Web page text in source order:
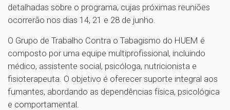
detalhadas sobre o programa, cujas próximas reuniões
ocorrerão nos dias 14, 21 e 28 de junho.
O Grupo de Trabalho Contra o Tabagismo do HUEM é
composto por uma equipe multiprofissional, incluindo
médico, assistente social, psicóloga, nutricionista e
fisioterapeuta. O objetivo é oferecer suporte integral aos
fumantes, abordando as dependências física, psicológica
e comportamental.